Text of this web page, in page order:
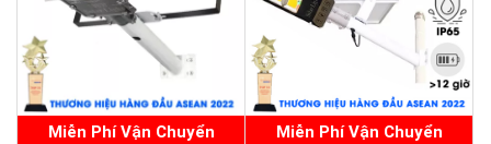
Miễn Phí Vận Chuyển Miễn Phí Vận Chuyển